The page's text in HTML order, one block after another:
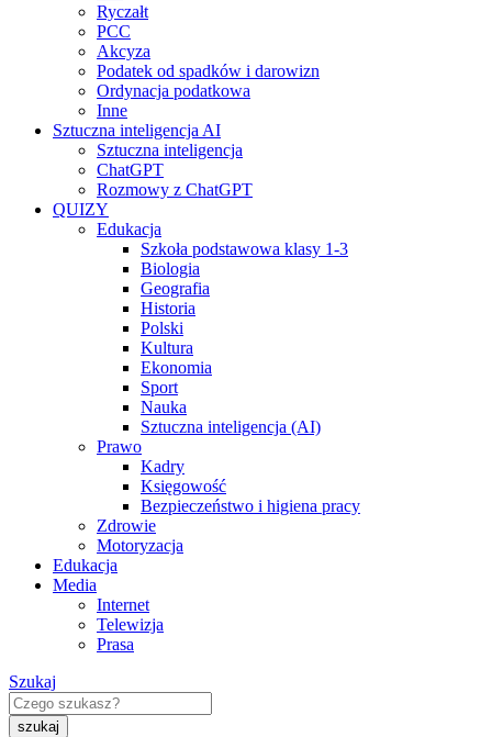
Ryczałt
PCC
Akcyza
Podatek od spadków i darowizn
Ordynacja podatkowa
Inne
Sztuczna inteligencja AI
Sztuczna inteligencja
ChatGPT
Rozmowy z ChatGPT
QUIZY
Edukacja
Szkoła podstawowa klasy 1-3
Biologia
Geografia
Historia
Polski
Kultura
Ekonomia
Sport
Nauka
Sztuczna inteligencja (AI)
Prawo
Kadry
Księgowość
Bezpieczeństwo i higiena pracy
Zdrowie
Motoryzacja
Edukacja
Media
Internet
Telewizja
Prasa
Szukaj